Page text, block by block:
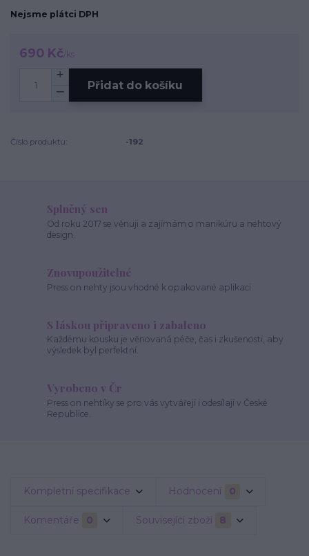
Nejsme plátci DPH
690 Kč/ks
Přidat do košíku
Číslo produktu: -192
Splněný sen
Od roku 2017 se věnuji a zajímám o manikúru a nehtový
design.
Znovupoužitelné
Press on nehty jsou vhodné k opakované aplikaci.
S láskou připraveno i zabaleno
Každému kousku je věnovaná péče, čas i zkušenosti, aby
výsledek byl perfektní.
Vyrobeno v Čr
Press on nehtíky se pro vás vytvářejí i odesílají v České
Republice.
Kompletní specifikace Hodnocení 0
Komentáře 0 Související zboží 8